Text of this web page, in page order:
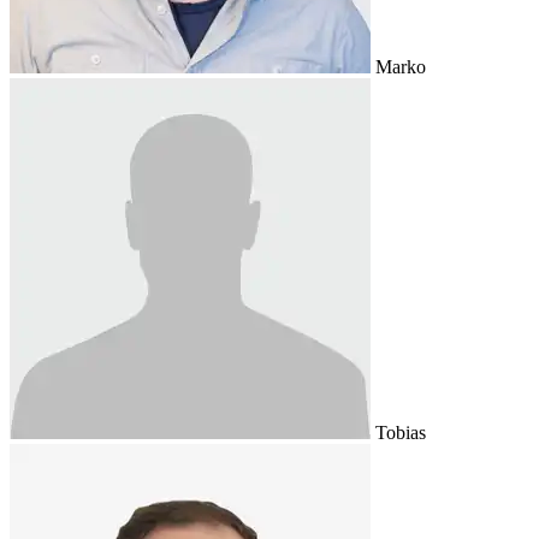
Marko
Tobias